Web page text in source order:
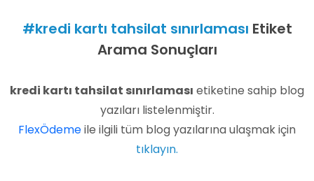
#kredi kartı tahsilat sınırlaması Etiket
Arama Sonuçları
kredi kartı tahsilat sınırlaması etiketine sahip blog
yazıları listelenmiştir.
FlexÖdemeile ilgili tüm blog yazılarına ulaşmak için
tıklayın.